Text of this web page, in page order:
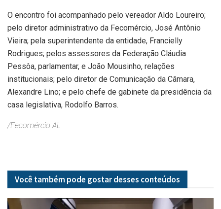
O encontro foi acompanhado pelo vereador Aldo Loureiro;
pelo diretor administrativo da Fecomércio, José Antônio
Vieira; pela superintendente da entidade, Francielly
Rodrigues; pelos assessores da Federação Cláudia
Pessôa, parlamentar, e João Mousinho, relações
institucionais; pelo diretor de Comunicação da Câmara,
Alexandre Lino; e pelo chefe de gabinete da presidência da
casa legislativa, Rodolfo Barros.
/Fecomércio AL
Você também pode gostar desses conteúdos